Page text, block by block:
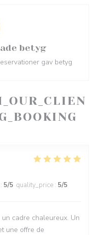
: 5/5 quality_price : 5/5
cadre chaleureux. Un
une offre de
betyg
gav betyg